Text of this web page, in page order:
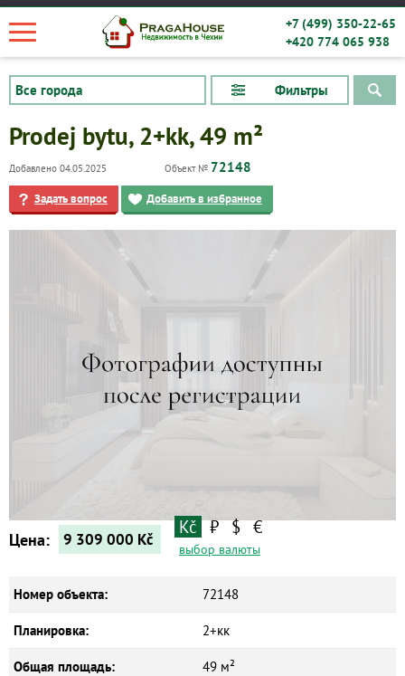
+7 (499) 350-22-65
+420 774 065 938
Фильтры
Квартиры
Prodej bytu, 2+kk, 49 m²
Добавлено 04.05.2025 Объект № 72148
Задать вопрос Добавить в избранное
Цена: 9 309 000 Kč
Kč ₽ $ €
выбор валюты
Номер объекта: 72148
Планировка: 2+кк
Общая площадь: 49 м²